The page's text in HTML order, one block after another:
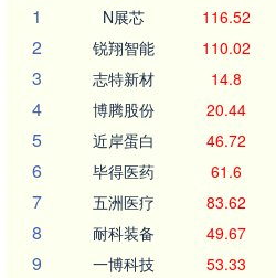
1
N展芯 116.52
2 锐翔智能 110.02
3 志特新材 14.8
4 博腾股份 20.44
5 近岸蛋白 46.72
6 毕得医药 61.6
7 五洲医疗 83.62
8 耐科装备 49.67
9 一博科技 53.33